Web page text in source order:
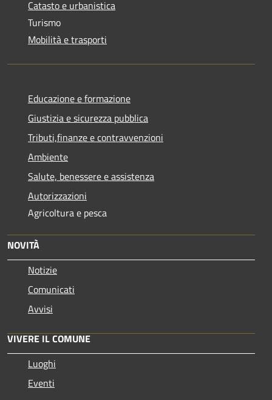
Catasto e urbanistica
Turismo
Mobilità e trasporti
Educazione e formazione
Giustizia e sicurezza pubblica
Tributi,finanze e contravvenzioni
Ambiente
Salute, benessere e assistenza
Autorizzazioni
Agricoltura e pesca
NOVITÀ
Notizie
Comunicati
Avvisi
VIVERE IL COMUNE
Luoghi
Eventi